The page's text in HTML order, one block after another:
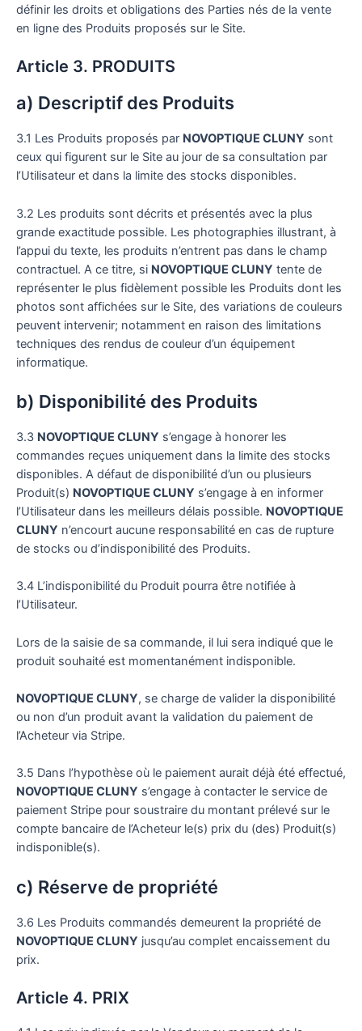
définir les droits et obligations des Parties nés de la vente
en ligne des Produits proposés sur le Site.
Article 3. PRODUITS
a) Descriptif des Produits
3.1 Les Produits proposés par NOVOPTIQUE CLUNY sont
ceux qui figurent sur le Site au jour de sa consultation par
l’Utilisateur et dans la limite des stocks disponibles.
3.2 Les produits sont décrits et présentés avec la plus
grande exactitude possible. Les photographies illustrant, à
l’appui du texte, les produits n’entrent pas dans le champ
contractuel. A ce titre, si NOVOPTIQUE CLUNY tente de
représenter le plus fidèlement possible les Produits dont les
photos sont affichées sur le Site, des variations de couleurs
peuvent intervenir; notamment en raison des limitations
techniques des rendus de couleur d’un équipement
informatique.
b) Disponibilité des Produits
3.3 NOVOPTIQUE CLUNY s’engage à honorer les
commandes reçues uniquement dans la limite des stocks
disponibles. A défaut de disponibilité d’un ou plusieurs
Produit(s) NOVOPTIQUE CLUNY s’engage à en informer
l’Utilisateur dans les meilleurs délais possible. NOVOPTIQUE
CLUNY n’encourt aucune responsabilité en cas de rupture
de stocks ou d’indisponibilité des Produits.
3.4 L’indisponibilité du Produit pourra être notifiée à
l’Utilisateur.
Lors de la saisie de sa commande, il lui sera indiqué que le
produit souhaité est momentanément indisponible.
NOVOPTIQUE CLUNY, se charge de valider la disponibilité
ou non d’un produit avant la validation du paiement de
l’Acheteur via Stripe.
3.5 Dans l’hypothèse où le paiement aurait déjà été effectué,
NOVOPTIQUE CLUNY s’engage à contacter le service de
paiement Stripe pour soustraire du montant prélevé sur le
compte bancaire de l’Acheteur le(s) prix du (des) Produit(s)
indisponible(s).
c) Réserve de propriété
3.6 Les Produits commandés demeurent la propriété de
NOVOPTIQUE CLUNY jusqu’au complet encaissement du
prix.
Article 4. PRIX